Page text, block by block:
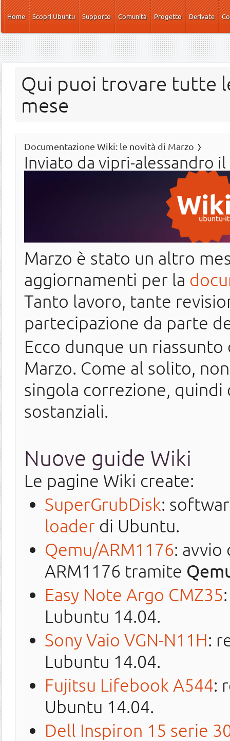
Salta al contenuto principale
Home
Scopri Ubuntu Supporto Comunità Progetto Derivate
Qui puoi trovare tutte
mese
Documentazione Wiki: le novità di Marzo
Inviato da vipri-alessandro il
Marzo è stato un altro
aggiornamenti per la
Tanto lavoro, tante
partecipazione da parte
Ecco dunque un
Marzo. Come al solito,
singola correzione,
sostanziali.
Nuove guide Wiki
Le pagine Wiki create:
SuperGrubDisk:
loader di Ubuntu.
Qemu/ARM1176: avvio
ARM1176 tramite
Easy Note Argo CMZ35
Lubuntu 14.04.
Sony Vaio VGN-N11H:
Lubuntu 14.04.
Fujitsu Lifebook A544:
Ubuntu 14.04.
Dell Inspiron 15 serie